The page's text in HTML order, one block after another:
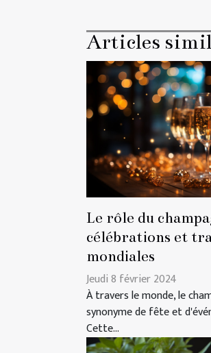
Articles
Le rôle du
célébrations et
mondiales
Jeudi 8 février 2024
À travers le monde, le
synonyme de fête et
Cette...